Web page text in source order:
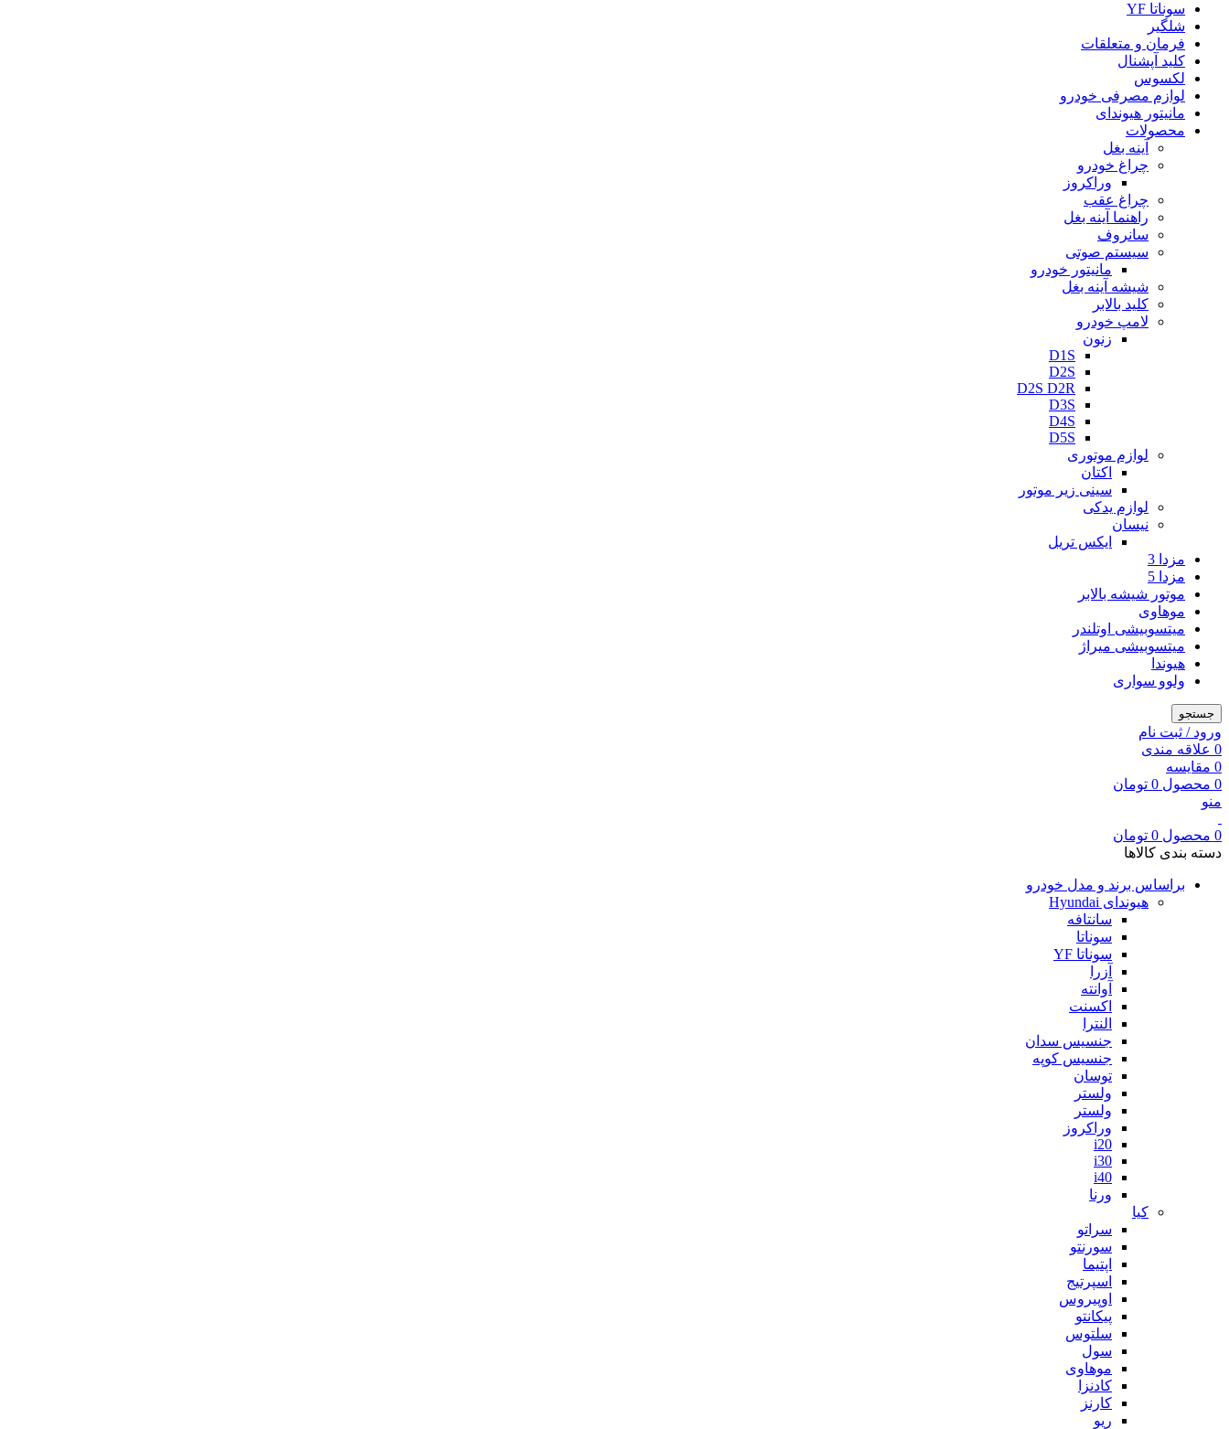
سوناتا YF
شلگیر
فرمان و متعلقات
کلید آپشنال
لکسوس
لوازم مصرفی خودرو
مانیتور هیوندای
محصولات
آینه بغل
چراغ خودرو
وراکروز
چراغ عقب
راهنما آینه بغل
سانروف
سیستم صوتی
مانیتور خودرو
شیشه آینه بغل
کلید بالابر
لامپ خودرو
زنون
D1S
D2S
D2S D2R
D3S
D4S
D5S
لوازم موتوری
اکتان
سینی زیر موتور
لوازم یدکی
نیسان
ایکس تریل
مزدا 3
مزدا 5
موتور شیشه بالابر
موهاوی
میتسوبیشی اوتلندر
میتسوبیشی میراژ
هیوندا
ولوو سواری
جستجو
ورود / ثبت نام
0 علاقه مندی
0 مقایسه
0 محصول 0 تومان
منو
0 محصول 0 تومان
دسته بندی کالاها
براساس برند و مدل خودرو
هیوندای Hyundai
سانتافه
سوناتا
سوناتا YF
آزرا
آوانته
اکسنت
النترا
جنسیس سدان
جنسیس کوپه
توسان
ولستر
ولستر
وراکروز
i20
i30
i40
ورنا
کیا
سراتو
سورنتو
اپتیما
اسپرتیج
اوپیروس
پیکانتو
سلتوس
سول
موهاوی
کادنزا
کارنز
ریو